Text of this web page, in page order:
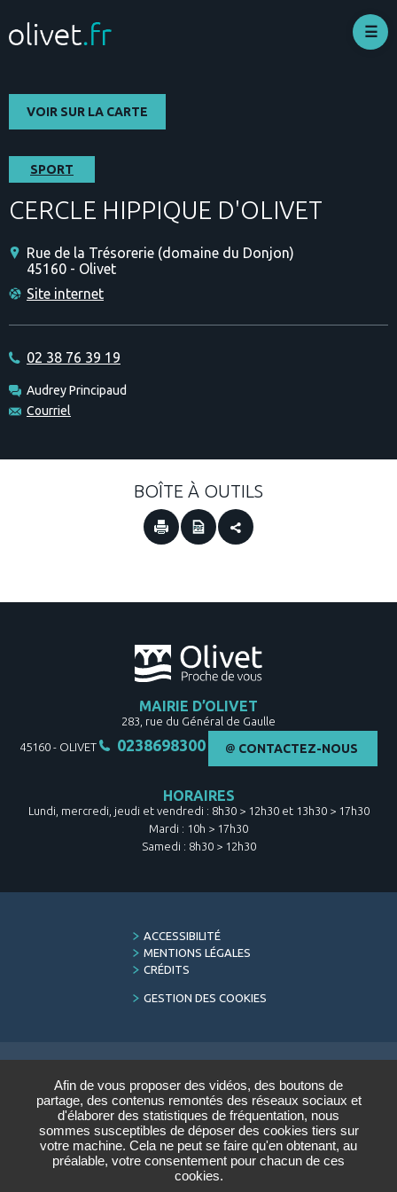
Afin de vous proposer des vidéos, des boutons de
partage, des contenus remontés des réseaux sociaux et
d'élaborer des statistiques de fréquentation, nous
sommes susceptibles de déposer des cookies tiers sur
votre machine. Cela ne peut se faire qu'en obtenant, au
préalable, votre consentement pour chacun de ces
cookies.
contenu
principal
VOIR SUR LA CARTE
SPORT
CERCLE HIPPIQUE D'OLIVET
Rue de la Trésorerie (domaine du Donjon)
45160 - Olivet
Site internet
02 38 76 39 19
Audrey Principaud
Courriel
BOÎTE À OUTILS
MAIRIE D’OLIVET
283, rue du Général de Gaulle
45160 - OLIVET 0238698300 CONTACTEZ-NOUS
HORAIRES
Lundi, mercredi, jeudi et vendredi : 8h30 > 12h30 et 13h30 > 17h30
Mardi : 10h > 17h30
Samedi : 8h30 > 12h30
FOOTER
MENU
ACCESSIBILITÉ
MENTIONS LÉGALES
CRÉDITS
GESTION DES COOKIES
LETTRE D'INFORMATION
DU CONSERVATOIRE
Saisir votre adresse e-mail :